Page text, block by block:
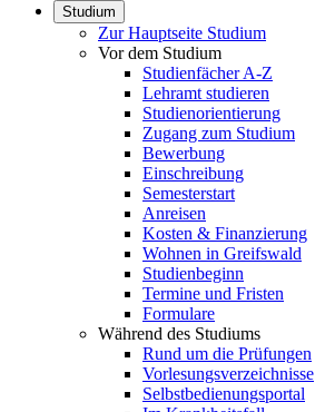
Studium
Zur Hauptseite Studium
Vor dem Studium
Studienfächer A-Z
Lehramt studieren
Studienorientierung
Zugang zum Studium
Bewerbung
Einschreibung
Semesterstart
Anreisen
Kosten & Finanzierung
Wohnen in Greifswald
Studienbeginn
Termine und Fristen
Formulare
Während des Studiums
Rund um die Prüfungen
Vorlesungsverzeichnisse
Selbstbedienungsportal